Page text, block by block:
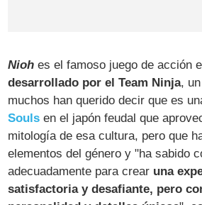
Nioh es el famoso juego de acción
desarrollado por el Team Ninja,
muchos han querido decir que es
Souls en el japón feudal que
mitología de esa cultura, pero que
elementos del género y "ha sabido
adecuadamente para crear una
satisfactoria y desafiante, pero